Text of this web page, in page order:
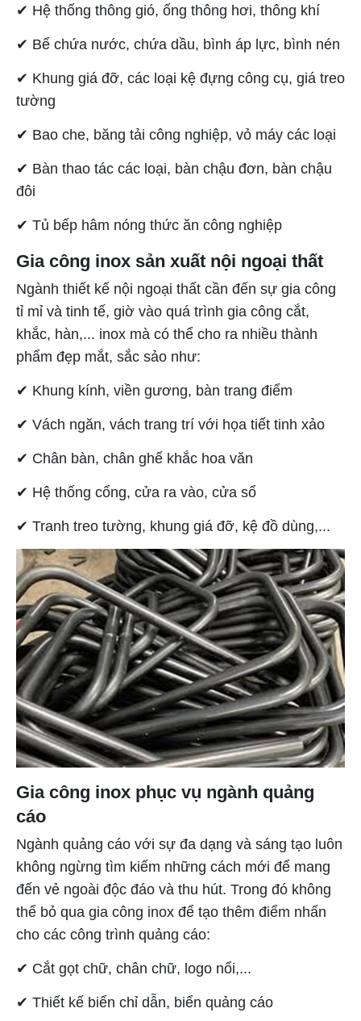
✔ Hệ thống thông gió, ống thông hơi, thông khí
✔ Bể chứa nước, chứa dầu, bình áp lực, bình nén
✔ Khung giá đỡ, các loại kệ đựng công cụ, giá treo
tường
✔ Bao che, băng tải công nghiệp, vỏ máy các loại
✔ Bàn thao tác các loại, bàn chậu đơn, bàn chậu
đôi
✔ Tủ bếp hâm nóng thức ăn công nghiệp
Gia công inox sản xuất nội ngoại thất
Ngành thiết kế nội ngoại thất cần đến sự gia công
tỉ mỉ và tinh tế, giờ vào quá trình gia công cắt,
khắc, hàn,... inox mà có thể cho ra nhiều thành
phẩm đẹp mắt, sắc sảo như:
✔ Khung kính, viền gương, bàn trang điểm
✔ Vách ngăn, vách trang trí với họa tiết tinh xảo
✔ Chân bàn, chân ghế khắc hoa văn
✔ Hệ thống cổng, cửa ra vào, cửa sổ
✔ Tranh treo tường, khung giá đỡ, kệ đồ dùng,...
Gia công inox phục vụ ngành quảng
cáo
Ngành quảng cáo với sự đa dạng và sáng tạo luôn
không ngừng tìm kiếm những cách mới để mang
đến vẻ ngoài độc đáo và thu hút. Trong đó không
thể bỏ qua gia công inox để tạo thêm điểm nhấn
cho các công trình quảng cáo:
✔ Cắt gọt chữ, chân chữ, logo nổi,...
✔ Thiết kế biển chỉ dẫn, biển quảng cáo